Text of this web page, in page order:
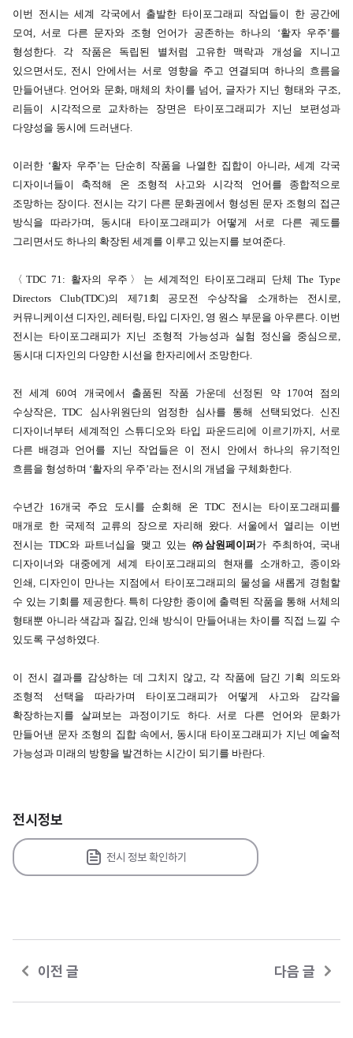
이번 전시는 세계 각국에서 출발한 타이포그래피 작업들이 한 공간에
모여, 서로 다른 문자와 조형 언어가 공존하는 하나의 ‘활자 우주’를
형성한다. 각 작품은 독립된 별처럼 고유한 맥락과 개성을 지니고
있으면서도, 전시 안에서는 서로 영향을 주고 연결되며 하나의 흐름을
만들어낸다. 언어와 문화, 매체의 차이를 넘어, 글자가 지닌 형태와 구조,
리듬이 시각적으로 교차하는 장면은 타이포그래피가 지닌 보편성과
다양성을 동시에 드러낸다.
이러한 ‘활자 우주’는 단순히 작품을 나열한 집합이 아니라, 세계 각국
디자이너들이 축적해 온 조형적 사고와 시각적 언어를 종합적으로
조망하는 장이다. 전시는 각기 다른 문화권에서 형성된 문자 조형의 접근
방식을 따라가며, 동시대 타이포그래피가 어떻게 서로 다른 궤도를
그리면서도 하나의 확장된 세계를 이루고 있는지를 보여준다.
〈TDC 71: 활자의 우주〉는 세계적인 타이포그래피 단체 The Type
Directors Club(TDC)의 제71회 공모전 수상작을 소개하는 전시로,
커뮤니케이션 디자인, 레터링, 타입 디자인, 영 원스 부문을 아우른다. 이번
전시는 타이포그래피가 지닌 조형적 가능성과 실험 정신을 중심으로,
동시대 디자인의 다양한 시선을 한자리에서 조망한다.
전 세계 60여 개국에서 출품된 작품 가운데 선정된 약 170여 점의
수상작은, TDC 심사위원단의 엄정한 심사를 통해 선택되었다. 신진
디자이너부터 세계적인 스튜디오와 타입 파운드리에 이르기까지, 서로
다른 배경과 언어를 지닌 작업들은 이 전시 안에서 하나의 유기적인
흐름을 형성하며 ‘활자의 우주’라는 전시의 개념을 구체화한다.
수년간 16개국 주요 도시를 순회해 온 TDC 전시는 타이포그래피를
매개로 한 국제적 교류의 장으로 자리해 왔다. 서울에서 열리는 이번
전시는 TDC와 파트너십을 맺고 있는 ㈜삼원페이퍼 가 주최하여, 국내
디자이너와 대중에게 세계 타이포그래피의 현재를 소개하고, 종이와
인쇄, 디자인이 만나는 지점에서 타이포그래피의 물성을 새롭게 경험할
수 있는 기회를 제공한다. 특히 다양한 종이에 출력된 작품을 통해 서체의
형태뿐 아니라 색감과 질감, 인쇄 방식이 만들어내는 차이를 직접 느낄 수
있도록 구성하였다.
이 전시 결과를 감상하는 데 그치지 않고, 각 작품에 담긴 기획 의도와
조형적 선택을 따라가며 타이포그래피가 어떻게 사고와 감각을
확장하는지를 살펴보는 과정이기도 하다. 서로 다른 언어와 문화가
만들어낸 문자 조형의 집합 속에서, 동시대 타이포그래피가 지닌 예술적
가능성과 미래의 방향을 발견하는 시간이 되기를 바란다.
전시정보
전시 정보 확인하기
이전 글 다음 글